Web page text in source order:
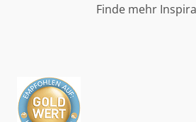
Finde mehr